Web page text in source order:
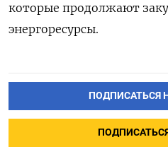
которые продолжают
энергоресурсы.
ПОДПИСАТЬСЯ
ПОДПИСАТЬСЯ